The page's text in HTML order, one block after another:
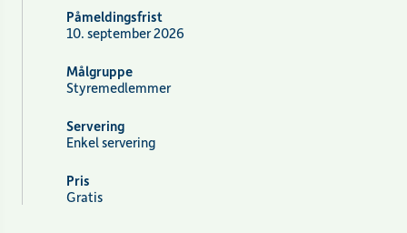
Påmeldingsfrist
10. september 2026
Målgruppe
Styremedlemmer
Servering
Enkel servering
Pris
Gratis